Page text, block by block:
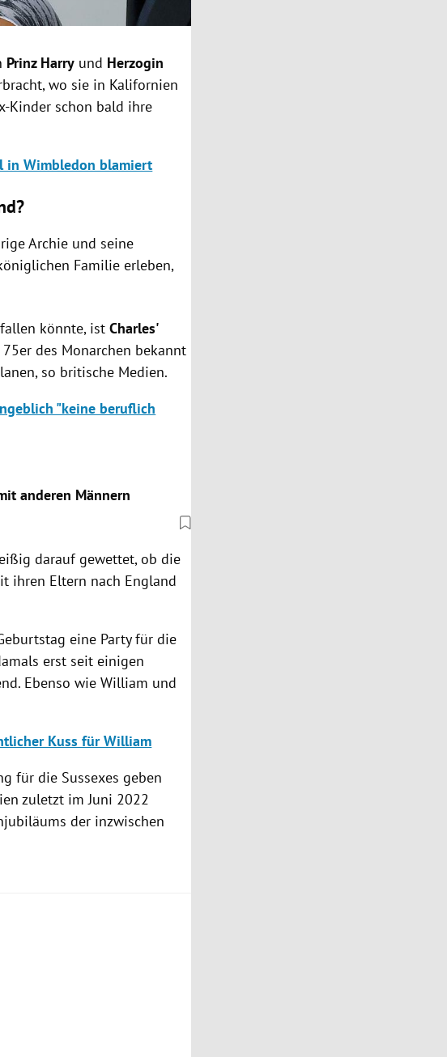
Prinz Harry und Herzogin
wo sie in Kalifornien
Kinder schon bald ihre
in Wimbledon blamiert
Archie und seine
Familie erleben,
könnte, istCharles'
des Monarchen bekannt
so britische Medien.
"keine beruflich
anderen Männern
darauf gewettet, ob die
ihren Eltern nach England
eine Party für die
erst seit einigen
Ebenso wie William und
Kuss für William
für die Sussexes geben
zuletzt im Juni 2022
der inzwischen